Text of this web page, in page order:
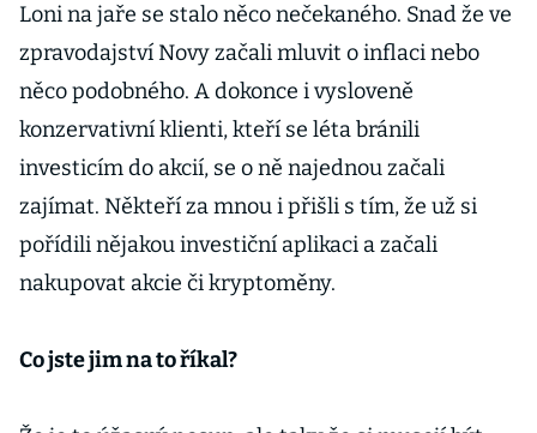
Loni na jaře se stalo něco nečekaného. Snad že ve
zpravodajství Novy začali mluvit o inflaci nebo
něco podobného. A dokonce i vysloveně
konzervativní klienti, kteří se léta bránili
investicím do akcií, se o ně najednou začali
zajímat. Někteří za mnou i přišli s tím, že už si
pořídili nějakou investiční aplikaci a začali
nakupovat akcie či kryptoměny.
Co jste jim na to říkal?